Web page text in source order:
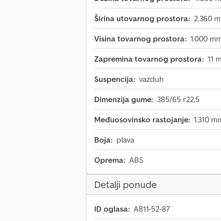
Širina utovarnog prostora: 2.360
Visina tovarnog prostora: 1.000
Zapremina tovarnog prostora: 11
Suspencija: vazduh
Dimenzija gume: 385/65 r22,5
Međuosovinsko rastojanje: 1.310
Boja: plava
Oprema: ABS
Detalji ponude
ID oglasa: A811-52-87